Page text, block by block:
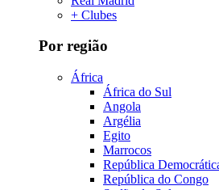
+ Clubes
Por região
África
África do Sul
Angola
Argélia
Egito
Marrocos
República
República do Congo